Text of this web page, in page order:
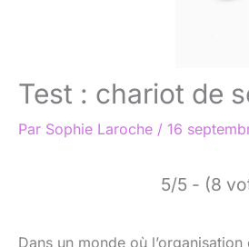
Test : chariot de
Par Sophie Laroche / 16
5/5 - (8
Dans un monde où